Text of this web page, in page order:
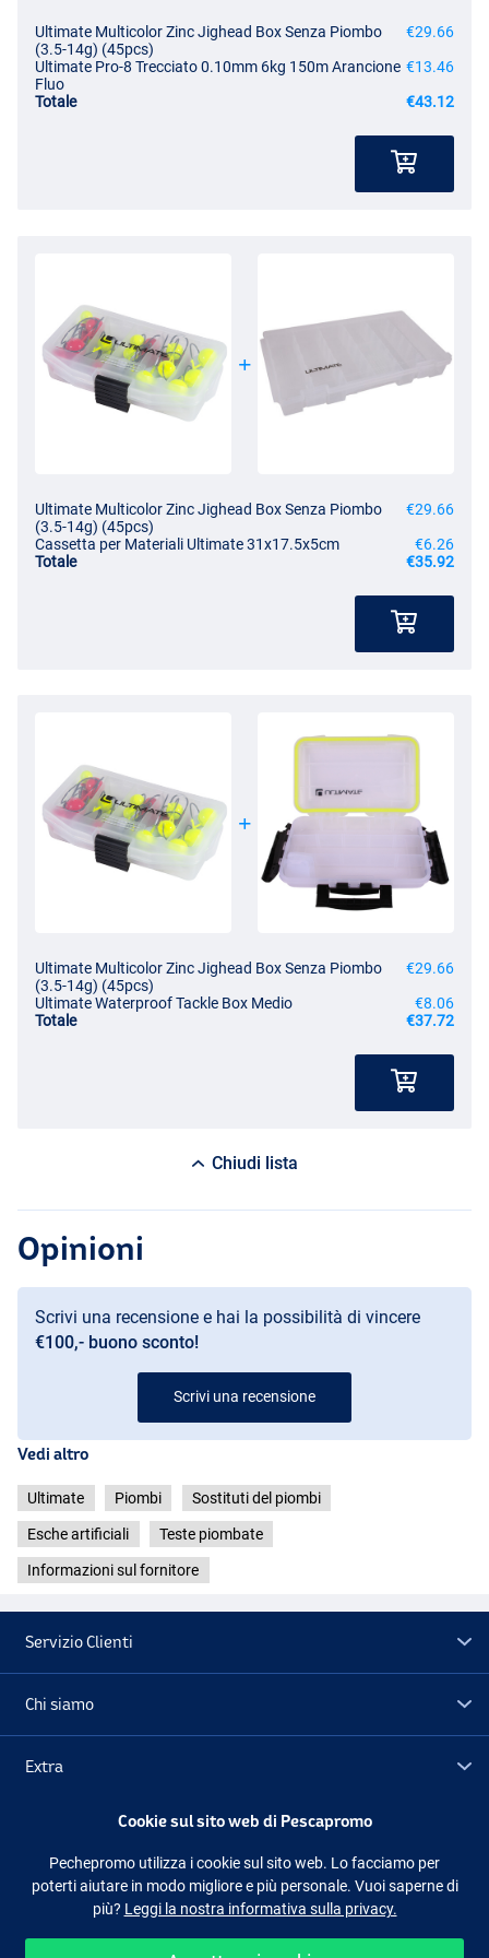
Ultimate Multicolor Zinc Jighead Box Senza Piombo
(3.5-14g) (45pcs)
€29.66
Ultimate Pro-8 Trecciato 0.10mm 6kg 150m Arancione
Fluo
€13.46
Totale
€43.12
Ultimate Multicolor Zinc Jighead Box Senza Piombo
(3.5-14g) (45pcs)
€29.66
Cassetta per Materiali Ultimate 31x17.5x5cm
€6.26
Totale
€35.92
Ultimate Multicolor Zinc Jighead Box Senza Piombo
(3.5-14g) (45pcs)
€29.66
Ultimate Waterproof Tackle Box Medio
€8.06
Totale
€37.72
Chiudi lista
Opinioni
Scrivi una recensione e hai la possibilità di vincere
€100,- buono sconto!
Scrivi una recensione
Vedi altro
Ultimate Piombi Sostituti del piombi
Esche artificiali Teste piombate
Informazioni sul fornitore
Servizio Clienti
Chi siamo
Extra
Seguici Facebook Instagram
Cookie sul sito web di Pescapromo
Pechepromo utilizza i cookie sul sito web. Lo facciamo per
poterti aiutare in modo migliore e più personale. Vuoi saperne di
più? Leggi la nostra informativa sulla privacy.